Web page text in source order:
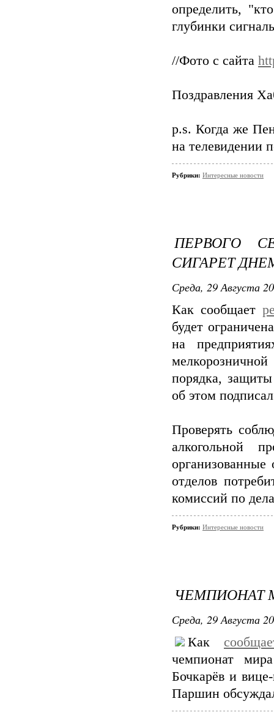
определить,
глубинки
//Фото с сайта
Поздравления
p.s. Когда же
на телевидении
Рубрики: Интересные новости
ПЕРВОГО
СИГАРЕТ
Среда, 29 Августа
Как сообщает
будет
на
порядка,
об этом
Проверять
алкогольной
отделов
комиссий по
Рубрики: Интересные новости
ЧЕМПИОНАТ
Среда, 29 Августа
Как
чемпионат
Бочкарёв и
Паршин